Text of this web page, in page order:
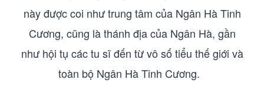
này được coi như trung tâm của Ngân Hà Tinh
Cương, cũng là thánh địa của Ngân Hà, gần
như hội tụ các tu sĩ đến từ vô số tiểu thế giới và
toàn bộ Ngân Hà Tinh Cương.